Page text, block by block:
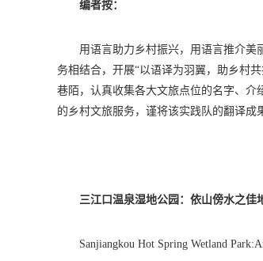
编者按：
用语言助力乡村振兴，用语言推介
务相结合，开展“以语译为羽翼，助乡村
巷陌，认真收集各大文旅点位的名字、
的乡村文旅服务，谨将该实践队的翻译成
三江口温泉湿地公园：依山傍水之佳
Sanjiangkou Hot Spring Wetland